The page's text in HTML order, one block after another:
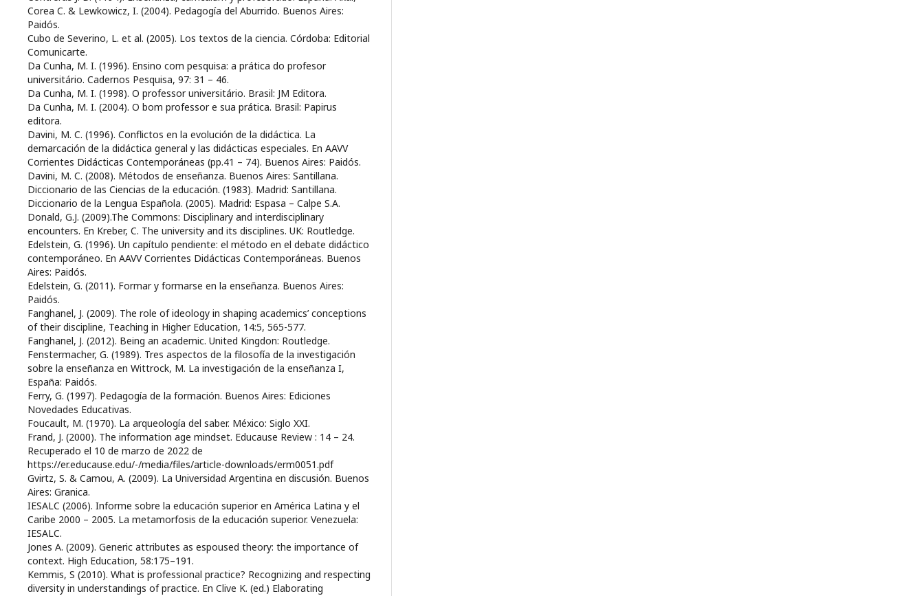
Corea C. & Lewkowicz, I. (2004). Pedagogía del Aburrido. Buenos Aires:
Paidós.
Cubo de Severino, L. et al. (2005). Los textos de la ciencia. Córdoba: Editorial
Comunicarte.
Da Cunha, M. I. (1996). Ensino com pesquisa: a prática do profesor
universitário. Cadernos Pesquisa, 97: 31 – 46.
Da Cunha, M. I. (1998). O professor universitário. Brasil: JM Editora.
Da Cunha, M. I. (2004). O bom professor e sua prática. Brasil: Papirus
editora.
Davini, M. C. (1996). Conflictos en la evolución de la didáctica. La
demarcación de la didáctica general y las didácticas especiales. En AAVV
Corrientes Didácticas Contemporáneas (pp.41 – 74). Buenos Aires: Paidós.
Davini, M. C. (2008). Métodos de enseñanza. Buenos Aires: Santillana.
Diccionario de las Ciencias de la educación. (1983). Madrid: Santillana.
Diccionario de la Lengua Española. (2005). Madrid: Espasa – Calpe S.A.
Donald, G.J. (2009).The Commons: Disciplinary and interdisciplinary
encounters. En Kreber, C. The university and its disciplines. UK: Routledge.
Edelstein, G. (1996). Un capítulo pendiente: el método en el debate didáctico
contemporáneo. En AAVV Corrientes Didácticas Contemporáneas. Buenos
Aires: Paidós.
Edelstein, G. (2011). Formar y formarse en la enseñanza. Buenos Aires:
Paidós.
Fanghanel, J. (2009). The role of ideology in shaping academics’ conceptions
of their discipline, Teaching in Higher Education, 14:5, 565-577.
Fanghanel, J. (2012). Being an academic. United Kingdon: Routledge.
Fenstermacher, G. (1989). Tres aspectos de la filosofía de la investigación
sobre la enseñanza en Wittrock, M. La investigación de la enseñanza I,
España: Paidós.
Ferry, G. (1997). Pedagogía de la formación. Buenos Aires: Ediciones
Novedades Educativas.
Foucault, M. (1970). La arqueología del saber. México: Siglo XXI.
Frand, J. (2000). The information age mindset. Educause Review : 14 – 24.
Recuperado el 10 de marzo de 2022 de
https://er.educause.edu/-/media/files/article-downloads/erm0051.pdf
Gvirtz, S. & Camou, A. (2009). La Universidad Argentina en discusión. Buenos
Aires: Granica.
IESALC (2006). Informe sobre la educación superior en América Latina y el
Caribe 2000 – 2005. La metamorfosis de la educación superior. Venezuela:
IESALC.
Jones A. (2009). Generic attributes as espoused theory: the importance of
context. High Education, 58:175–191.
Kemmis, S (2010). What is professional practice? Recognizing and respecting
diversity in understandings of practice. En Clive K. (ed.) Elaborating